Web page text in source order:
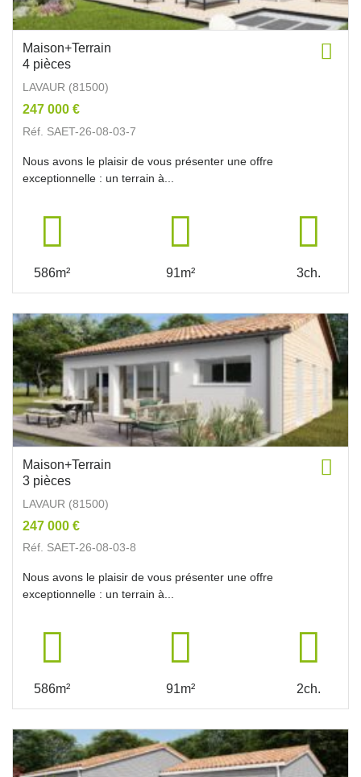
Maison+Terrain
4 pièces
LAVAUR (81500)
247 000 €
Réf. SAET-26-08-03-7
Nous avons le plaisir de vous présenter une offre
exceptionnelle : un terrain à...
586m² 91m² 3ch.
Maison+Terrain
3 pièces
LAVAUR (81500)
247 000 €
Réf. SAET-26-08-03-8
Nous avons le plaisir de vous présenter une offre
exceptionnelle : un terrain à...
586m² 91m² 2ch.